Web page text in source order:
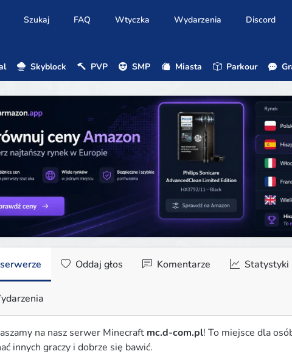
Szukaj FAQ Wtyczka Wydarzenia Discord
Skyblock PVP SMP Miasta Parkour
Oddaj głos Komentarze Statystyki
na nasz serwer Minecraft mc.d-com.pl! To miejsce dla
innych graczy i dobrze się bawić.